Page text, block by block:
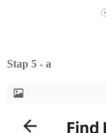
Stap 5 - a